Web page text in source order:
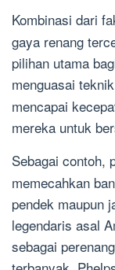
Kombinasi dari
gaya renang
pilihan utama
menguasai
mencapai
mereka untuk
Sebagai contoh,
memecahkan
pendek maupun
legendaris asal
sebagai